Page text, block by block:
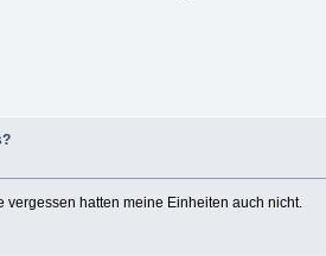
hatten meine Einheiten auch nicht.